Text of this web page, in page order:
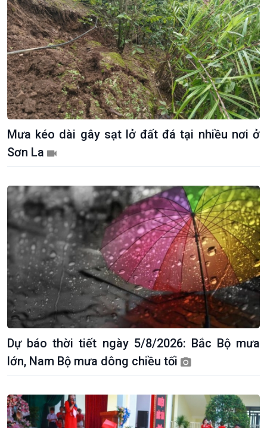
Thời sự 18h
Thời sự 21h30
Bản tin
Chuyên mục
Theo dòng Thời sự
Mưa kéo dài gây sạt lở đất đá tại nhiều nơi ở
Sơn La
Dự báo thời tiết ngày 5/8/2026: Bắc Bộ mưa
lớn, Nam Bộ mưa dông chiều tối